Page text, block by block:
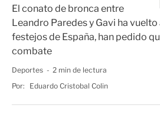
El conato de bronca entre
Leandro Paredes y Gavi ha
festejos de España, han pedido
combate
Deportes
2 min de lectura
Por:
Eduardo Cristobal Colin